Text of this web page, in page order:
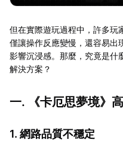
但在實際遊玩過程中，許多
僅讓操作反應變慢，還容易出
影響沉浸感。那麼，究竟是什
解決方案？
一. 《卡厄思夢境》
1. 網路品質不穩定